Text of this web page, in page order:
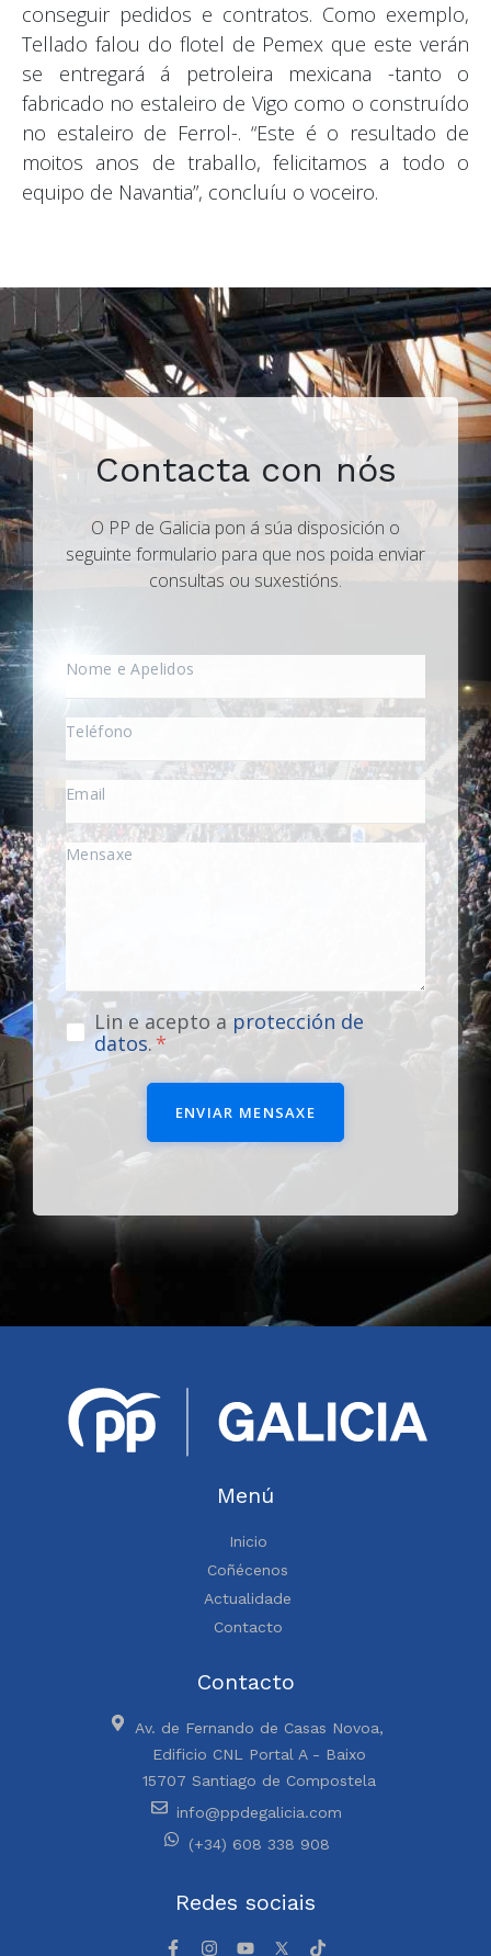
conseguir pedidos e contratos. Como exemplo,
Tellado falou do flotel de Pemex que este verán
se entregará á petroleira mexicana -tanto o
fabricado no estaleiro de Vigo como o construído
no estaleiro de Ferrol-. “Este é o resultado de
moitos anos de traballo, felicitamos a todo o
equipo de Navantia”, concluíu o voceiro.
Contacta con nós
O PP de Galicia pon á súa disposición o
seguinte formulario para que nos poida enviar
consultas ou suxestións.
Lin e acepto a protección de
datos.
ENVIAR MENSAXE
Menú
Inicio
Coñécenos
Actualidade
Contacto
Contacto
Av. de Fernando de Casas Novoa,
Edificio CNL Portal A - Baixo
15707 Santiago de Compostela
info@ppdegalicia.com
(+34) 608 338 908
Redes sociais